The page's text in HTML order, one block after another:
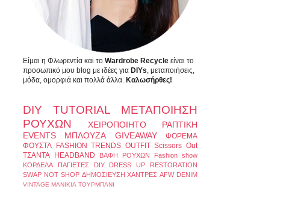
Είμαι η Φλωρεντία και το Wardrobe Recycle είναι το
προσωπικό μου blog με ιδέες για DIYs, μεταποιήσεις,
μόδα, ομορφιά και πολλά άλλα. Καλωσήρθες!
DIY TUTORIAL
ΜΕΤΑΠΟΙΗΣΗ
ΡΟΥΧΩΝ
ΧΕΙΡΟΠΟΙΗΤΟ
ΡΑΠΤΙΚΗ
EVENTS
ΜΠΛΟΥΖΑ GIVEAWAY
ΦΟΡΕΜΑ
ΦΟΥΣΤΑ
FASHION TRENDS OUTFIT Scissors Out
ΤΣΑΝΤΑ
HEADBAND ΒΑΦΗ ΡΟΥΧΩΝ
Fashion show
ΚΟΡΔΕΛΑ
ΠΑΓΙΕΤΕΣ DIY DRESS UP
RESTORATION
SWAP NOT SHOP ΔΗΜΟΣΙΕΥΣΗ ΧΑΝΤΡΕΣ AFW DENIM
VINTAGE ΜΑΝΙΚΙΑ ΤΟΥΡΜΠΑΝΙ